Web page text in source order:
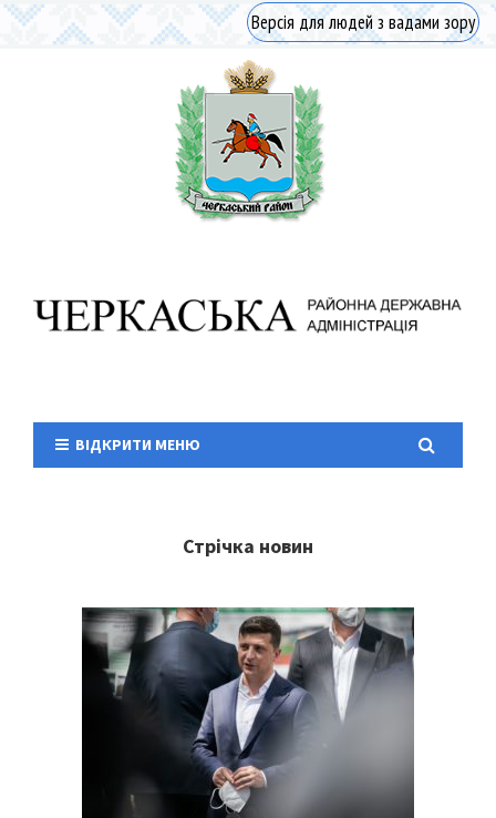
Версія для людей з вадами зору
ВІДКРИТИ МЕНЮ
Стрічка новин